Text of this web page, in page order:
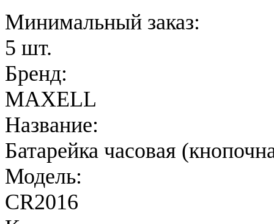
Минимальный заказ:
5 шт.
Бренд:
MAXELL
Название:
Батарейка часовая
Модель:
CR2016